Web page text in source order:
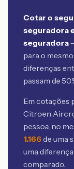
Cotar o
seguradora
seguradora
para o
diferenças
passam de
Em cotações
Citroen
pessoa, no
1.166 de uma
uma diferença
comparado.